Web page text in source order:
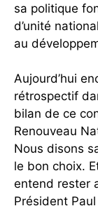
sa politique
d’unité
au
Aujourd’hui
rétrospectif
bilan de ce
Renouveau
Nous disons
le bon choix.
entend rester
Président